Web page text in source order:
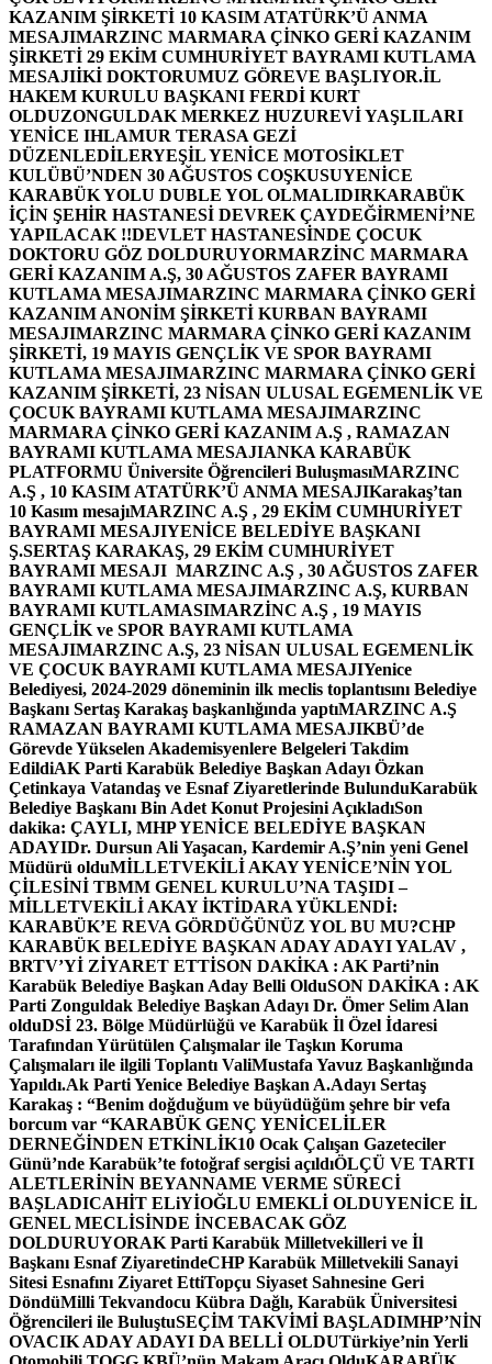
KAZANIM ŞİRKETİ 10 KASIM ATATÜRK’Ü ANMA
MESAJIMARZINC MARMARA ÇİNKO GERİ KAZANIM
ŞİRKETİ 29 EKİM CUMHURİYET BAYRAMI KUTLAMA
MESAJIİKİ DOKTORUMUZ GÖREVE BAŞLIYOR.İL
HAKEM KURULU BAŞKANI FERDİ KURT
OLDUZONGULDAK MERKEZ HUZUREVİ YAŞLILARI
YENİCE IHLAMUR TERASA GEZİ
DÜZENLEDİLERYEŞİL YENİCE MOTOSİKLET
KULÜBÜ’NDEN 30 AĞUSTOS COŞKUSUYENİCE
KARABÜK YOLU DUBLE YOL OLMALIDIRKARABÜK
İÇİN ŞEHİR HASTANESİ DEVREK ÇAYDEĞİRMENİ’NE
YAPILACAK !!DEVLET HASTANESİNDE ÇOCUK
DOKTORU GÖZ DOLDURUYORMARZİNC MARMARA
GERİ KAZANIM A.Ş, 30 AĞUSTOS ZAFER BAYRAMI
KUTLAMA MESAJIMARZINC MARMARA ÇİNKO GERİ
KAZANIM ANONİM ŞİRKETİ KURBAN BAYRAMI
MESAJIMARZINC MARMARA ÇİNKO GERİ KAZANIM
ŞİRKETİ, 19 MAYIS GENÇLİK VE SPOR BAYRAMI
KUTLAMA MESAJIMARZINC MARMARA ÇİNKO GERİ
KAZANIM ŞİRKETİ, 23 NİSAN ULUSAL EGEMENLİK VE
ÇOCUK BAYRAMI KUTLAMA MESAJIMARZINC
MARMARA ÇİNKO GERİ KAZANIM A.Ş , RAMAZAN
BAYRAMI KUTLAMA MESAJIANKA KARABÜK
PLATFORMU Üniversite Öğrencileri BuluşmasıMARZINC
A.Ş , 10 KASIM ATATÜRK’Ü ANMA MESAJIKarakaş’tan
10 Kasım mesajıMARZINC A.Ş , 29 EKİM CUMHURİYET
BAYRAMI MESAJIYENİCE BELEDİYE BAŞKANI
Ş.SERTAŞ KARAKAŞ, 29 EKİM CUMHURİYET
BAYRAMI MESAJI MARZINC A.Ş , 30 AĞUSTOS ZAFER
BAYRAMI KUTLAMA MESAJIMARZINC A.Ş, KURBAN
BAYRAMI KUTLAMASIMARZİNC A.Ş , 19 MAYIS
GENÇLİK ve SPOR BAYRAMI KUTLAMA
MESAJIMARZINC A.Ş, 23 NİSAN ULUSAL EGEMENLİK
VE ÇOCUK BAYRAMI KUTLAMA MESAJIYenice
Belediyesi, 2024-2029 döneminin ilk meclis toplantısını Belediye
Başkanı Sertaş Karakaş başkanlığında yaptıMARZINC A.Ş
RAMAZAN BAYRAMI KUTLAMA MESAJIKBÜ’de
Görevde Yükselen Akademisyenlere Belgeleri Takdim
EdildiAK Parti Karabük Belediye Başkan Adayı Özkan
Çetinkaya Vatandaş ve Esnaf Ziyaretlerinde BulunduKarabük
Belediye Başkanı Bin Adet Konut Projesini AçıkladıSon
dakika: ÇAYLI, MHP YENİCE BELEDİYE BAŞKAN
ADAYIDr. Dursun Ali Yaşacan, Kardemir A.Ş’nin yeni Genel
Müdürü olduMİLLETVEKİLİ AKAY YENİCE’NİN YOL
ÇİLESİNİ TBMM GENEL KURULU’NA TAŞIDI –
MİLLETVEKİLİ AKAY İKTİDARA YÜKLENDİ:
KARABÜK’E REVA GÖRDÜĞÜNÜZ YOL BU MU?CHP
KARABÜK BELEDİYE BAŞKAN ADAY ADAYI YALAV ,
BRTV’Yİ ZİYARET ETTİSON DAKİKA : AK Parti’nin
Karabük Belediye Başkan Aday Belli OlduSON DAKİKA : AK
Parti Zonguldak Belediye Başkan Adayı Dr. Ömer Selim Alan
olduDSİ 23. Bölge Müdürlüğü ve Karabük İl Özel İdaresi
Tarafından Yürütülen Çalışmalar ile Taşkın Koruma
Çalışmaları ile ilgili Toplantı ValiMustafa Yavuz Başkanlığında
Yapıldı.Ak Parti Yenice Belediye Başkan A.Adayı Sertaş
Karakaş : “Benim doğduğum ve büyüdüğüm şehre bir vefa
borcum var “KARABÜK GENÇ YENİCELİLER
DERNEĞİNDEN ETKİNLİK10 Ocak Çalışan Gazeteciler
Günü’nde Karabük’te fotoğraf sergisi açıldıÖLÇÜ VE TARTI
ALETLERİNİN BEYANNAME VERME SÜRECİ
BAŞLADICAHİT ELiYİOĞLU EMEKLİ OLDUYENİCE İL
GENEL MECLİSİNDE İNCEBACAK GÖZ
DOLDURUYORAK Parti Karabük Milletvekilleri ve İl
Başkanı Esnaf ZiyaretindeCHP Karabük Milletvekili Sanayi
Sitesi Esnafını Ziyaret EttiTopçu Siyaset Sahnesine Geri
DöndüMilli Tekvandocu Kübra Dağlı, Karabük Üniversitesi
Öğrencileri ile BuluştuSEÇİM TAKVİMİ BAŞLADIMHP’NİN
OVACIK ADAY ADAYI DA BELLİ OLDUTürkiye’nin Yerli